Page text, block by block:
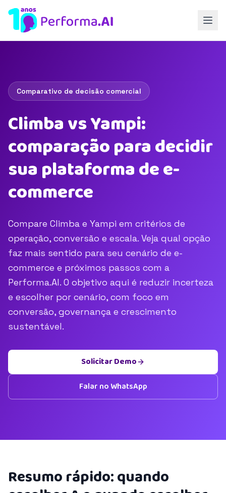
Comparativo de decisão comercial
Climba vs Yampi:
comparação para decidir
sua plataforma de e-
commerce
Compare Climba e Yampi em critérios de
operação, conversão e escala. Veja qual opção
faz mais sentido para seu cenário de e-
commerce e próximos passos com a
Performa.AI. O objetivo aqui é reduzir incerteza
e escolher por cenário, com foco em
conversão, governança e crescimento
sustentável.
Solicitar Demo
Falar no WhatsApp
Resumo rápido: quando